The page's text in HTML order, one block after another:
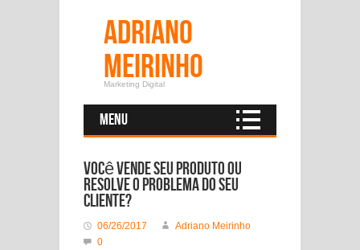
Adriano
Meirinho
Marketing Digital
Menu
Você vende seu produto ou
resolve o problema do seu
cliente?
06/26/2017
Adriano Meirinho
0